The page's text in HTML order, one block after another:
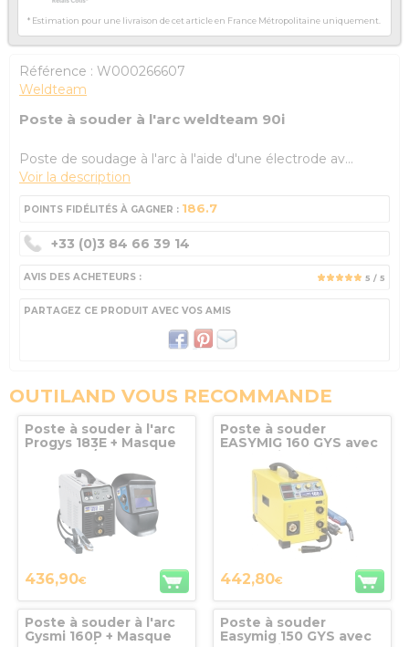
* Estimation pour une livraison de cet article en France Métropolitaine uniquement.
Référence : W000266607
Weldteam
Poste à souder à l'arc weldteam 90i
Poste de soudage à l'arc à l'aide d'une électrode av...
Voir la description
POINTS FIDÉLITÉS À GAGNER : 186.7
+33 (0)3 84 66 39 14
AVIS DES ACHETEURS : 5 / 5
PARTAGEZ CE PRODUIT AVEC VOS AMIS
OUTILAND VOUS RECOMMANDE
Poste à souder à l'arc
Progys 183E + Masque
Techno 9/13 GYS
436,90€
Poste à souder
EASYMIG 160 GYS avec
accessoires
442,80€
Poste à souder à l'arc
Gysmi 160P + Masque
Poste à souder
Easymig 150 GYS avec